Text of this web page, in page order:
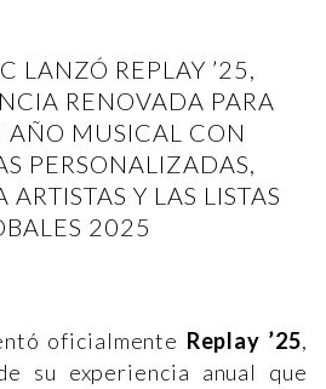
LANZÓ REPLAY ’25,
RENOVADA PARA
AÑO MUSICAL CON
PERSONALIZADAS,
ARTISTAS Y LAS LISTAS
2025
oficialmente Replay ’25,
su experiencia anual que